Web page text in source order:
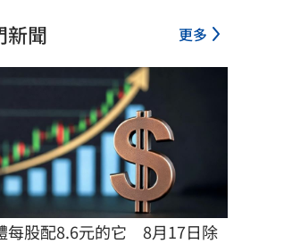
新聞 更多
每股配8.6元的它　8月17日除